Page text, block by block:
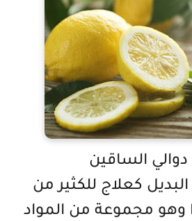
دوالي الساقين
كعلاج للكثير من
وهو مجموعة من المواد